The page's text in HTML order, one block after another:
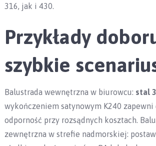
316, jak i 430.
Przykłady
szybkie
Balustrada wewnętrzna w biurowcu: stal
wykończeniem satynowym K240
odporność przy rozsądnych kosztach.
zewnętrzna w strefie nadmorskiej: